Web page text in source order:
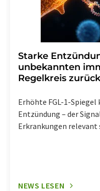
Starke
unbekannten
Regelkreis
Erhöhte FGL-1-
Entzündung – der
Erkrankungen relevant
NEWS LESEN